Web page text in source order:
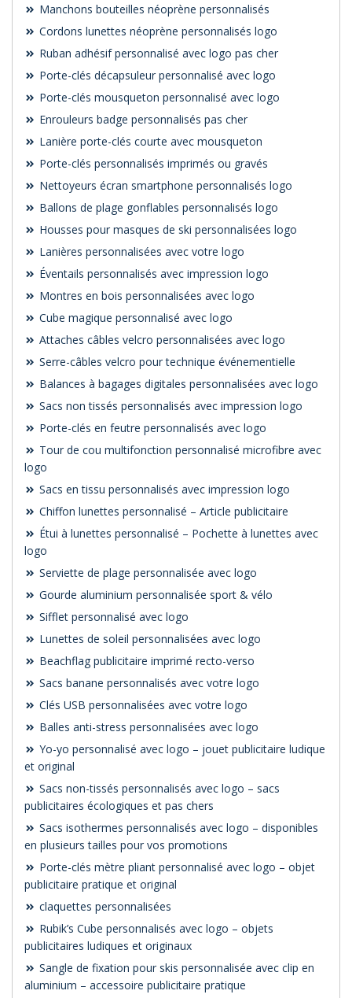
Manchons bouteilles néoprène personnalisés
Cordons lunettes néoprène personnalisés logo
Ruban adhésif personnalisé avec logo pas cher
Porte-clés décapsuleur personnalisé avec logo
Porte-clés mousqueton personnalisé avec logo
Enrouleurs badge personnalisés pas cher
Lanière porte-clés courte avec mousqueton
Porte-clés personnalisés imprimés ou gravés
Nettoyeurs écran smartphone personnalisés logo
Ballons de plage gonflables personnalisés logo
Housses pour masques de ski personnalisées logo
Lanières personnalisées avec votre logo
Éventails personnalisés avec impression logo
Montres en bois personnalisées avec logo
Cube magique personnalisé avec logo
Attaches câbles velcro personnalisées avec logo
Serre-câbles velcro pour technique événementielle
Balances à bagages digitales personnalisées avec logo
Sacs non tissés personnalisés avec impression logo
Porte-clés en feutre personnalisés avec logo
Tour de cou multifonction personnalisé microfibre avec
logo
Sacs en tissu personnalisés avec impression logo
Chiffon lunettes personnalisé – Article publicitaire
Étui à lunettes personnalisé – Pochette à lunettes avec
logo
Serviette de plage personnalisée avec logo
Gourde aluminium personnalisée sport & vélo
Sifflet personnalisé avec logo
Lunettes de soleil personnalisées avec logo
Beachflag publicitaire imprimé recto-verso
Sacs banane personnalisés avec votre logo
Clés USB personnalisées avec votre logo
Balles anti-stress personnalisées avec logo
Yo-yo personnalisé avec logo – jouet publicitaire ludique
et original
Sacs non-tissés personnalisés avec logo – sacs
publicitaires écologiques et pas chers
Sacs isothermes personnalisés avec logo – disponibles
en plusieurs tailles pour vos promotions
Porte-clés mètre pliant personnalisé avec logo – objet
publicitaire pratique et original
claquettes personnalisées
Rubik’s Cube personnalisés avec logo – objets
publicitaires ludiques et originaux
Sangle de fixation pour skis personnalisée avec clip en
aluminium – accessoire publicitaire pratique